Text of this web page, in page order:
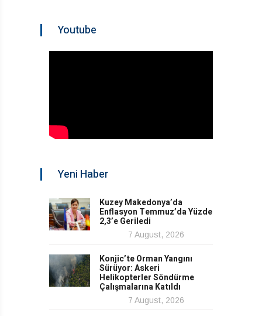
Youtube
Yeni Haber
Kuzey Makedonya’da
Enflasyon Temmuz’da Yüzde
2,3’e Geriledi
7 August, 2026
Konjic’te Orman Yangını
Sürüyor: Askeri
Helikopterler Söndürme
Çalışmalarına Katıldı
7 August, 2026